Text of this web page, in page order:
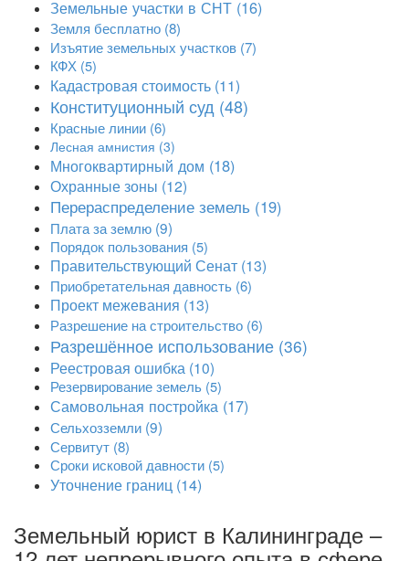
Земельные участки в СНТ (16)
Земля бесплатно (8)
Изъятие земельных участков (7)
КФХ (5)
Кадастровая стоимость (11)
Конституционный суд (48)
Красные линии (6)
Лесная амнистия (3)
Многоквартирный дом (18)
Охранные зоны (12)
Перераспределение земель (19)
Плата за землю (9)
Порядок пользования (5)
Правительствующий Сенат (13)
Приобретательная давность (6)
Проект межевания (13)
Разрешение на строительство (6)
Разрешённое использование (36)
Реестровая ошибка (10)
Резервирование земель (5)
Самовольная постройка (17)
Сельхозземли (9)
Сервитут (8)
Сроки исковой давности (5)
Уточнение границ (14)
Земельный юрист в Калининграде –